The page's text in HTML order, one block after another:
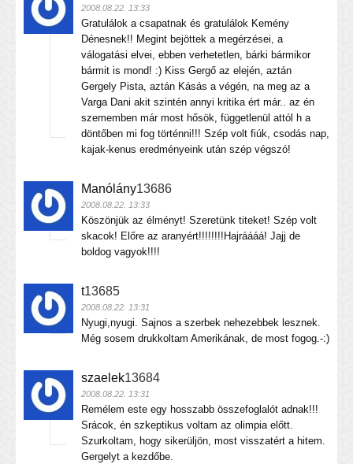
2008.08.22. 13:33
Gratulálok a csapatnak és gratulálok Kemény
Dénesnek!! Megint bejöttek a megérzései, a
válogatási elvei, ebben verhetetlen, bárki bármikor
bármit is mond! :) Kiss Gergő az elején, aztán
Gergely Pista, aztán Kásás a végén, na meg az a
Varga Dani akit szintén annyi kritika ért már.. az én
szememben már most hősök, függetlenül attól h a
döntőben mi fog történni!!! Szép volt fiúk, csodás nap,
kajak-kenus eredményeink után szép végszó!
Manólány13686
2008.08.22. 13:33
Köszönjük az élményt! Szeretünk titeket! Szép volt
skacok! Előre az aranyért!!!!!!!!Hajráááá! Jajj de
boldog vagyok!!!!
t13685
2008.08.22. 13:31
Nyugi,nyugi. Sajnos a szerbek nehezebbek lesznek.
Még sosem drukkoltam Amerikának, de most fogog.-:)
szaelek13684
2008.08.22. 13:31
Remélem este egy hosszabb összefoglalót adnak!!!
Srácok, én szkeptikus voltam az olimpia előtt.
Szurkoltam, hogy sikerüljön, most visszatért a hitem.
Gergelyt a kezdőbe.